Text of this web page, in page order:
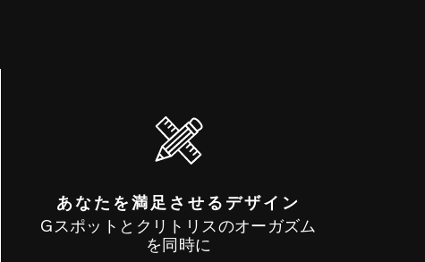
あなたを満足させるデザイン
Gスポットとクリトリスのオーガズム
を同時に